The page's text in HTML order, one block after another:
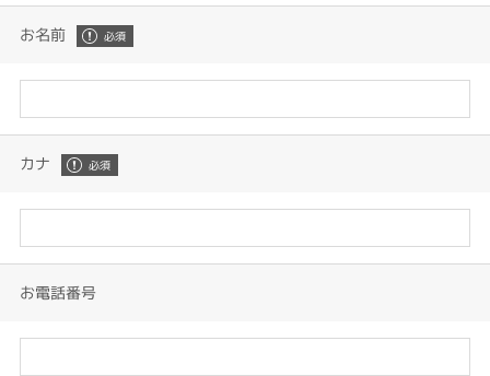
お名前
カナ
お電話番号